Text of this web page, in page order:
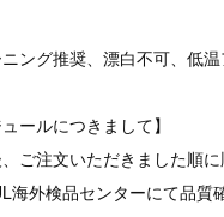
ニング推奨、漂白不可、低
ールにつきまして】
ご注文いただきました順
海外検品センターにて品